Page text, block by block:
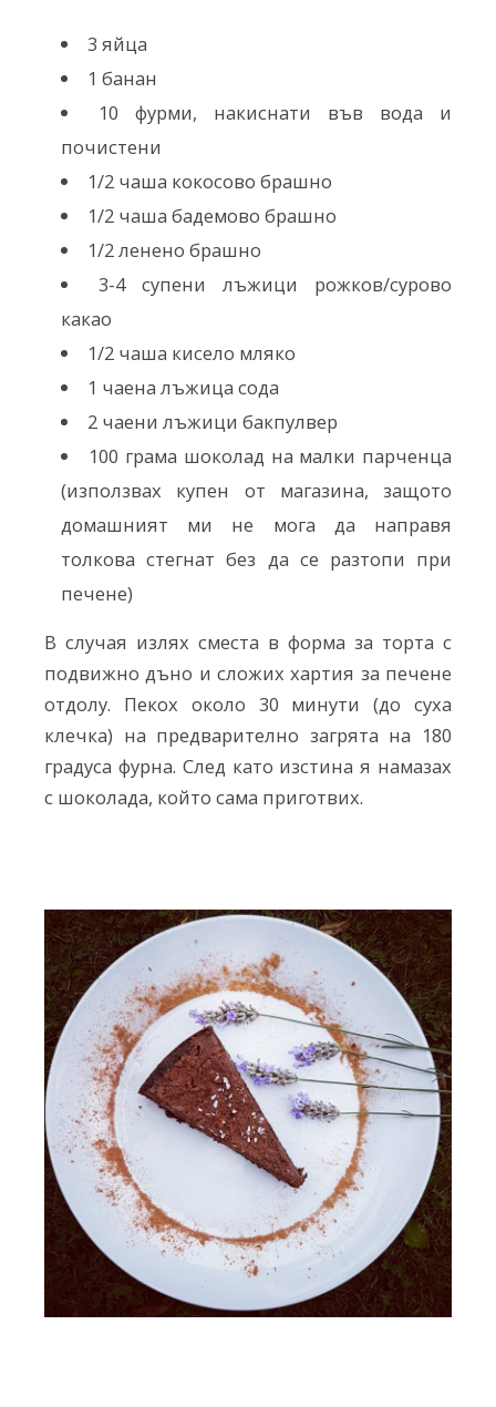
3 яйца
1 банан
10 фурми, накиснати във вода и
почистени
1/2 чаша кокосово брашно
1/2 чаша бадемово брашно
1/2 ленено брашно
3-4 супени лъжици рожков/сурово
какао
1/2 чаша кисело мляко
1 чаена лъжица сода
2 чаени лъжици бакпулвер
100 грама шоколад на малки парченца
(използвах купен от магазина, защото
домашният ми не мога да направя
толкова стегнат без да се разтопи при
печене)
В случая излях сместа в форма за торта с
подвижно дъно и сложих хартия за печене
отдолу. Пекох около 30 минути (до суха
клечка) на предварително загрята на 180
градуса фурна. След като изстина я намазах
с шоколада, който сама приготвих.